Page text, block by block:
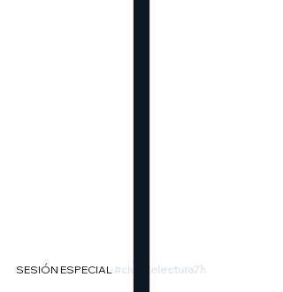
SESIÓN ESPECIAL #clubdelectura7h